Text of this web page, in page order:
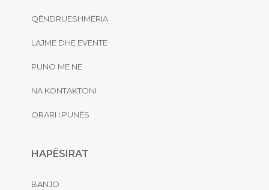
QËNDRUESHMËRIA
LAJME DHE EVENTE
PUNO ME NE
NA KONTAKTONI
ORARI I PUNËS
HAPËSIRAT
BANJO